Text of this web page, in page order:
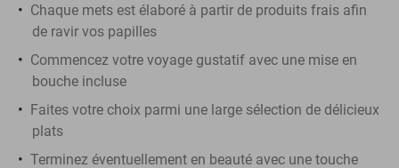
Chaque mets est élaboré à partir de produits frais afin
de ravir vos papilles
Commencez votre voyage gustatif avec une mise en
bouche incluse
Faites votre choix parmi une large sélection de délicieux
plats
Terminez éventuellement en beauté avec une touche